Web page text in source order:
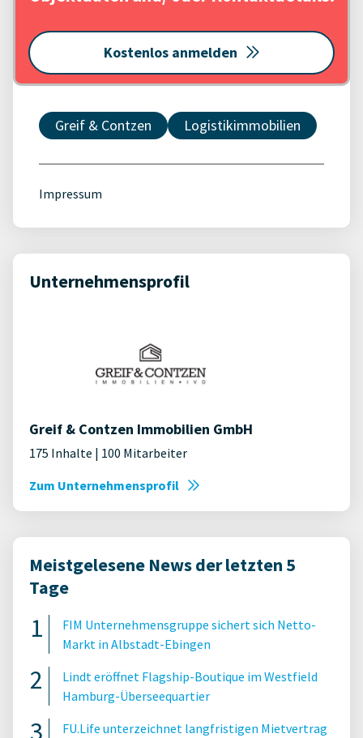
Kostenlos anmelden
Greif & Contzen Logistikimmobilien
Impressum
Unternehmensprofil
Greif & Contzen Immobilien GmbH
175 Inhalte | 100 Mitarbeiter
Zum Unternehmensprofil
Meistgelesene News der letzten 5
Tage
FIM Unternehmensgruppe sichert sich Netto-
Markt in Albstadt-Ebingen
Lindt eröffnet Flagship-Boutique im Westfield
Hamburg-Überseequartier
FU.Life unterzeichnet langfristigen Mietvertrag